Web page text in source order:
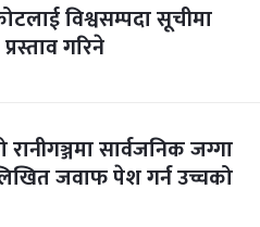
विश्वसम्पदा सूचीमा
गरिने
सार्वजनिक जग्गा
जवाफ पेश गर्न उच्चको